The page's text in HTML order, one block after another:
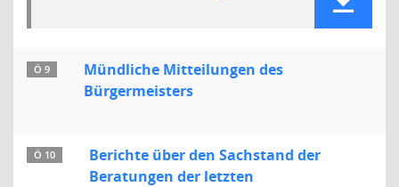
Ö 9
Mündliche Mitteilungen des
Bürgermeisters
Ö 10
Berichte über den Sachstand der
Beratungen der letzten